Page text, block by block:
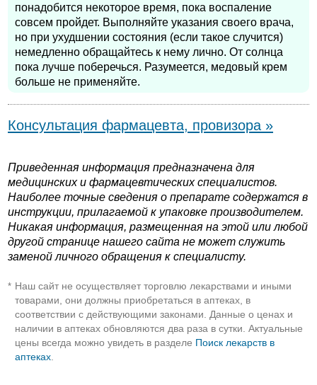
понадобится некоторое время, пока воспаление
совсем пройдет. Выполняйте указания своего врача,
но при ухудшении состояния (если такое случится)
немедленно обращайтесь к нему лично. От солнца
пока лучше поберечься. Разумеется, медовый крем
больше не применяйте.
Консультация фармацевта, провизора »
Приведенная информация предназначена для
медицинских и фармацевтических специалистов.
Наиболее точные сведения о препарате содержатся в
инструкции, прилагаемой к упаковке производителем.
Никакая информация, размещенная на этой или любой
другой странице нашего сайта не может служить
заменой личного обращения к специалисту.
* Наш сайт не осуществляет торговлю лекарствами и иными
товарами, они должны приобретаться в аптеках, в
соответствии с действующими законами. Данные о ценах и
наличии в аптеках обновляются два раза в сутки. Актуальные
цены всегда можно увидеть в разделе Поиск лекарств в
аптеках